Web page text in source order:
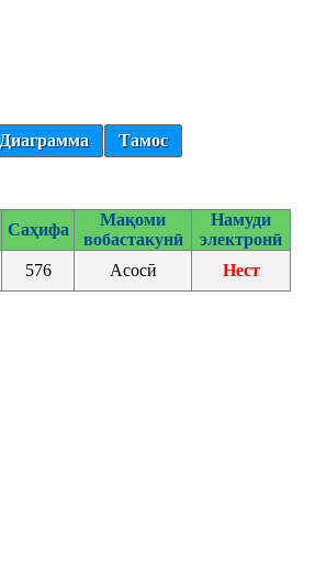
Диаграмма Тамос
Саҳифа
Мақоми
вобастакунӣ
Намуди
электронӣ
576 Асосӣ Нест